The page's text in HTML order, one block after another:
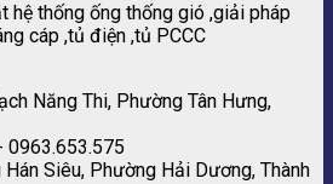
hệ thống ống thống gió ,giải pháp
cáp ,tủ điện ,tủ PCCC
Năng Thi, Phường Tân Hưng,
0963.653.575
Siêu, Phường Hải Dương, Thành